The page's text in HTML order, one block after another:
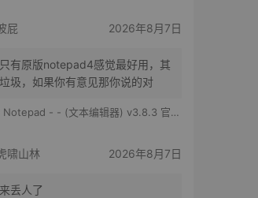
屁 2026年8月7日
有原版notepad4感觉最好用，其
圾，如果你有意见那你说的对
Notepad - - (文本编辑器) v3.8.3 官方版
啸山林 2026年8月7日
丢人了